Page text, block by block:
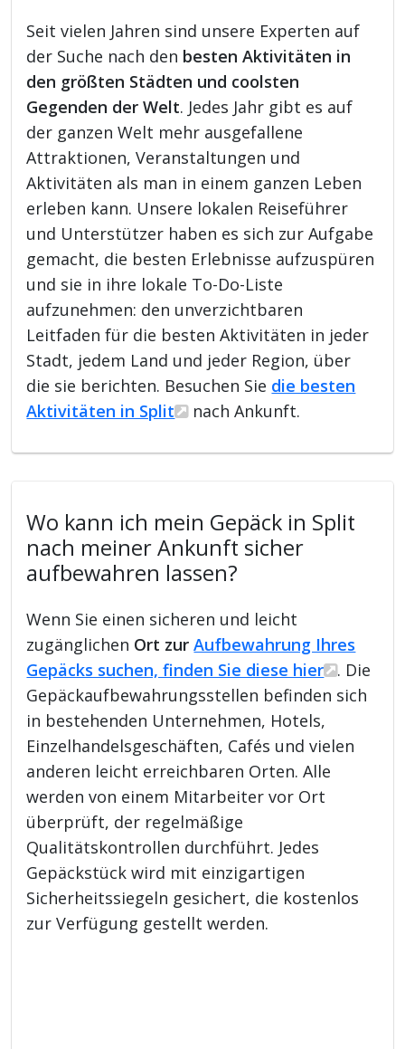
Seit vielen Jahren sind unsere Experten auf
der Suche nach den besten Aktivitäten in
den größten Städten und coolsten
Gegenden der Welt. Jedes Jahr gibt es auf
der ganzen Welt mehr ausgefallene
Attraktionen, Veranstaltungen und
Aktivitäten als man in einem ganzen Leben
erleben kann. Unsere lokalen Reiseführer
und Unterstützer haben es sich zur Aufgabe
gemacht, die besten Erlebnisse aufzuspüren
und sie in ihre lokale To-Do-Liste
aufzunehmen: den unverzichtbaren
Leitfaden für die besten Aktivitäten in jeder
Stadt, jedem Land und jeder Region, über
die sie berichten. Besuchen Sie die besten
Aktivitäten in Split
nach Ankunft.
Wo kann ich mein Gepäck in Split
nach meiner Ankunft sicher
aufbewahren lassen?
Wenn Sie einen sicheren und leicht
zugänglichen Ort zurAufbewahrung Ihres
Gepäcks suchen, finden Sie diese hier
. Die
Gepäckaufbewahrungsstellen befinden sich
in bestehenden Unternehmen, Hotels,
Einzelhandelsgeschäften, Cafés und vielen
anderen leicht erreichbaren Orten. Alle
werden von einem Mitarbeiter vor Ort
überprüft, der regelmäßige
Qualitätskontrollen durchführt. Jedes
Gepäckstück wird mit einzigartigen
Sicherheitssiegeln gesichert, die kostenlos
zur Verfügung gestellt werden.